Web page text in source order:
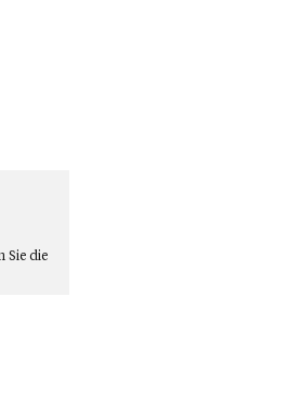
Sie die